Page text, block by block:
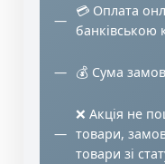
💳 Оплата
банківською
💰 Сума
❌ Акція не
товари,
товари зі